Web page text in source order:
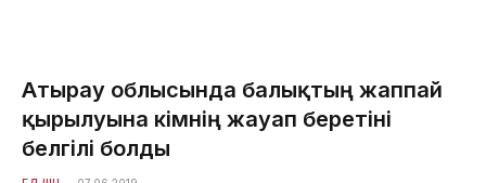
Атырау облысында балықтың жаппай
қырылуына кімнің жауап беретіні
белгілі болды